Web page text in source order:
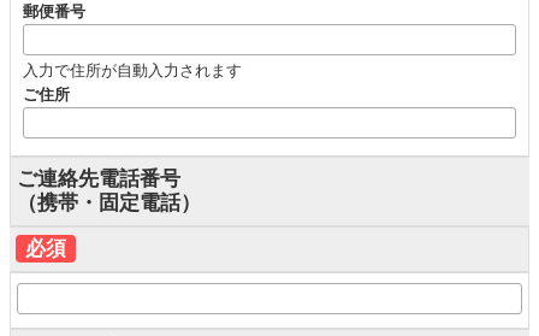
郵便番号
入力で住所が自動入力されます
ご住所
ご連絡先電話番号
（携帯・固定電話）
必須